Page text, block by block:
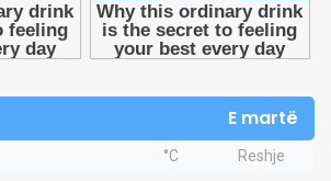
E martë
°C Reshje